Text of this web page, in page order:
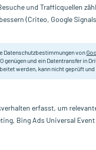
Zeit:Gratis-Versand*
und Trafficquellen
(Criteo, Google
Datenschutzbestimmungen von
genügen und ein Datentransfer in
werden, kann nicht geprüft
erfasst, um
Bing Ads Universal